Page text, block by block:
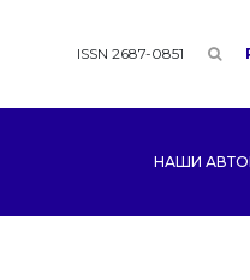
ISSN 2687-0851
НАШИ